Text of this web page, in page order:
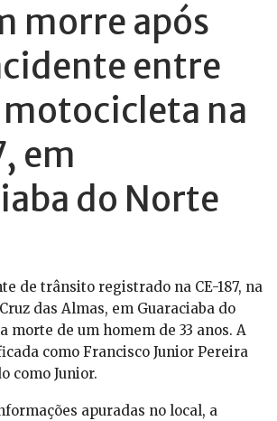
morre após
entre
motocicleta na
em
do Norte
de trânsito registrado na CE-187, na
das Almas, em Guaraciaba do
morte de um homem de 33 anos. A
como Francisco Junior Pereira
como Junior.
apuradas no local, a